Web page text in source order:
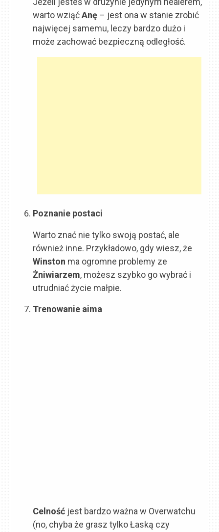
warto wziąćAnę – jest ona w stanie zrobić
najwięcej samemu, leczy bardzo dużo i
może zachować bezpieczną odległość.
Poznanie postaci
Warto znać nie tylko swoją postać, ale
również inne. Przykładowo, gdy wiesz, że
Winston ma ogromne problemy ze
Żniwiarzem, możesz szybko go wybrać i
utrudniać życie małpie.
Trenowanie aima
Celność jest bardzo ważna w Overwatchu
(no, chyba że grasz tylko Łaską czy